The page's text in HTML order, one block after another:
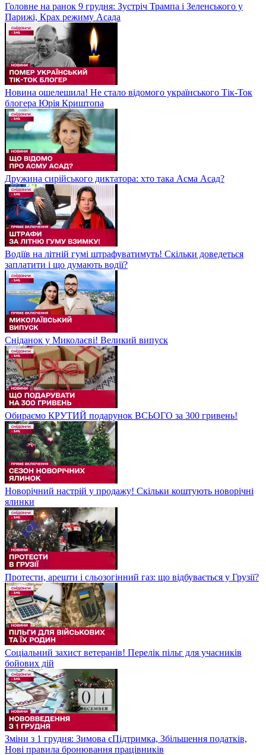
Головне на ранок 9 грудня: Зустріч Трампа і Зеленського у
Парижі, Крах режиму Асада
Новина ошелешила! Не стало відомого українського Тік-Ток
блогера Юрія Криштопа
Дружина сирійського диктатора: хто така Асма Асад?
Водіїв на літній гумі штрафуватимуть! Скільки доведеться
заплатити і що думають водії?
Сніданок у Миколаєві! Великий випуск
Обираємо КРУТИЙ подарунок ВСЬОГО за 300 гривень!
Новорічний настрій у продажу! Скільки коштують новорічні
ялинки
Протести, арешти і сльозогінний газ: що відбувається у Грузії?
Соціальний захист ветеранів! Перелік пільг для учасників
бойових дій
Зміни з 1 грудня: Зимова єПідтримка, Збільшення податків,
Нові правила бронювання працівників